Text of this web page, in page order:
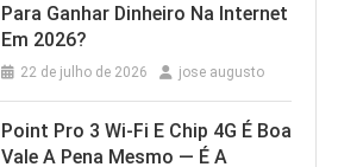
Para Ganhar Dinheiro Na Internet
Em 2026?
22 de julho de 2026 jose augusto
Point Pro 3 Wi‑Fi E Chip 4G É Boa
Vale A Pena Mesmo — É A